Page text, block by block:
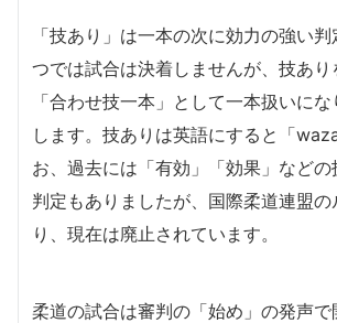
「技あり」は一本の次に効力の強い
つでは試合は決着しませんが、技あり
「合わせ技一本」として一本扱いに
します。技ありは英語にすると「
お、過去には「有効」「効果」など
判定もありましたが、国際柔道連盟の
り、現在は廃止されています。
柔道の試合は審判の「始め」の発声で